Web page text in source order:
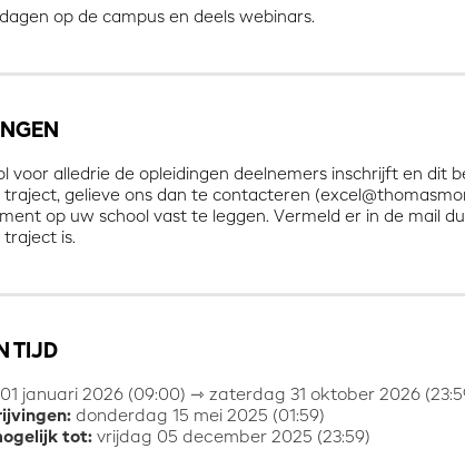
op de campus en deels webinars.
voor alledrie de opleidingen deelnemers inschrijft en dit
traject, gelieve ons dan te contacteren
op uw school vast te leggen. Vermeld er in de mail
traject is.
TIJD
januari 2026 (09:00) ⇾ zaterdag 31 oktober 2026
donderdag 15 mei 2025 (01:59)
tot: vrijdag 05 december 2025 (23:59)